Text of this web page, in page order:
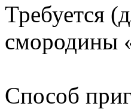
Требуется
смородины
Способ